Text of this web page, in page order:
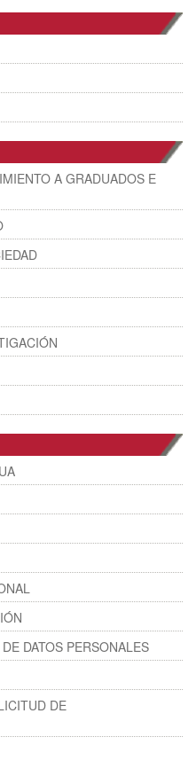
A GRADUADOS E
DATOS PERSONALES
DE